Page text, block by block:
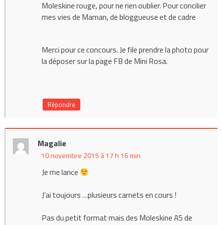
Moleskine rouge, pour ne rien oublier. Pour concilier
mes vies de Maman, de bloggueuse et de cadre
Merci pour ce concours. Je file prendre la photo pour
la déposer sur la page FB de Mini Rosa.
Répondre
Magalie
10 novembre 2015 à 17 h 16 min
Je me lance
J’ai toujours …plusieurs carnets en cours !
Pas du petit format mais des Moleskine A5 de